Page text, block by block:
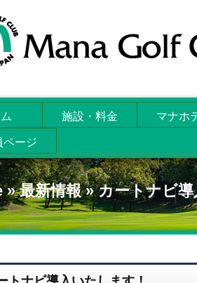
施設・料金 マナホ
ページ
»最新情報»カートナビ